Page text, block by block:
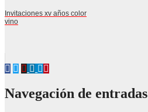
Invitaciones xv años color
vino
Navegación de entradas